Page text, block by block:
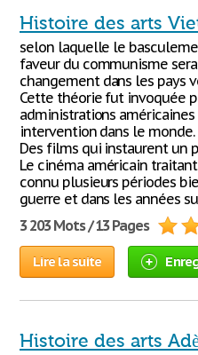
Histoire des arts
selon laquelle le
faveur du communisme
changement dans les pays
Cette théorie fut invoquée
administrations
intervention dans le
Des films qui instaurent un
Le cinéma américain
connu plusieurs périodes
guerre et dans les années
3 203 Mots / 13 Pages
Lire la suite
Histoire des arts